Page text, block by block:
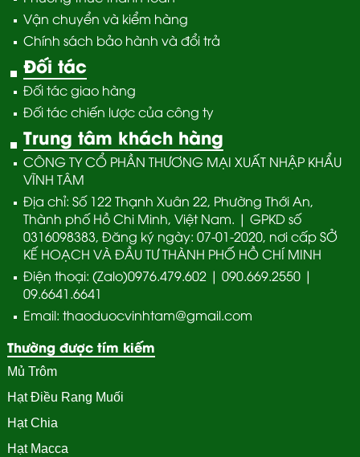
Vận chuyển và kiểm hàng
Chính sách bảo hành và đổi trả
Đối tác
Đối tác giao hàng
Đối tác chiến lược của công ty
Trung tâm khách hàng
CÔNG TY CỔ PHẦN THƯƠNG MẠI XUẤT NHẬP KHẨU
VĨNH TÂM
Địa chỉ: Số 122 Thạnh Xuân 22, Phường Thới An,
Thành phố Hồ Chi Minh, Việt Nam. | GPKD số
0316098383, Đăng ký ngày: 07-01-2020, nơi cấp SỞ
KẾ HOẠCH VÀ ĐẦU TƯ THÀNH PHỐ HỒ CHÍ MINH
Điện thoại: (Zalo)0976.479.602 | 090.669.2550 |
09.6641.6641
Email: thaoduocvinhtam@gmail.com
Thường được tím kiếm
Mủ Trôm
Hạt Điều Rang Muối
Hạt Chia
Hạt Macca